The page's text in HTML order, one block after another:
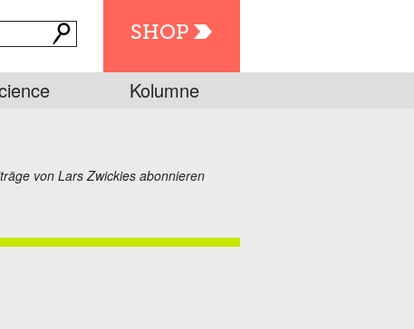
SHOP
Kolumne
von Lars Zwickies abonnieren